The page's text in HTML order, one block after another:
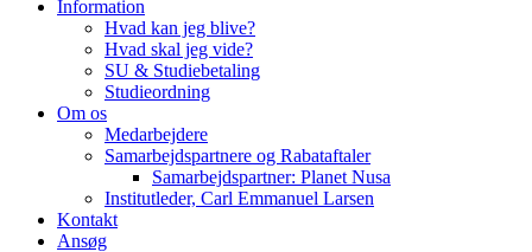
Information
Hvad kan jeg blive?
Hvad skal jeg vide?
SU & Studiebetaling
Studieordning
Om os
Medarbejdere
Samarbejdspartnere og Rabataftaler
Samarbejdspartner: Planet Nusa
Institutleder, Carl Emmanuel Larsen
Kontakt
Ansøg